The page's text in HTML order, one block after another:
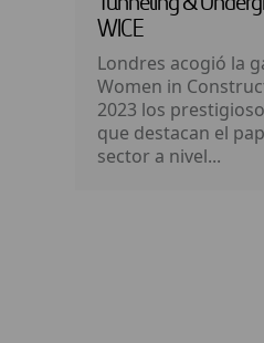
WICE
Londres acogió la
Women in
2023 los
que destacan el
sector a nivel...